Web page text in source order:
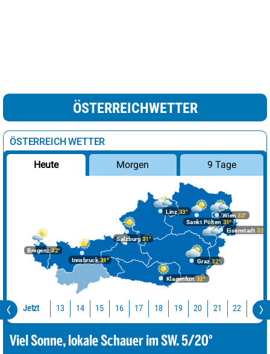
ÖSTERREICHWETTER
ÖSTERREICH WETTER
Heute Morgen 9 Tage
Bregenz32°
Graz32°
Innsbruck31°
Klagenfurt 32°
Linz33°
Salzburg31°
Wien 33°
Eisenstadt 32°
Sankt Pölten 31°
Jetzt 13 14 15 16 17 18 19 20 21 22 23
Viel Sonne, lokale Schauer im SW. 5/20°